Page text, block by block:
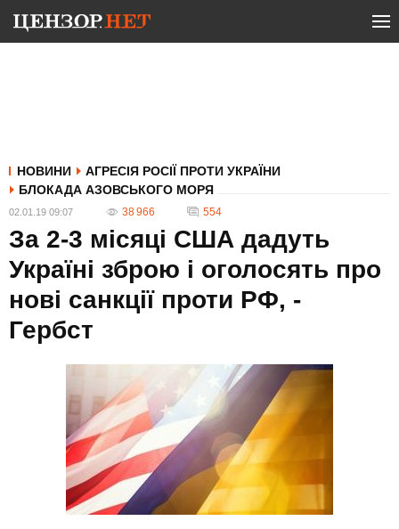
НОВИНИ
АГРЕСІЯ РОСІЇ ПРОТИ УКРАЇНИ
БЛОКАДА АЗОВСЬКОГО МОРЯ
02.01.19 09:07 38 966 554
За 2-3 місяці США дадуть
Україні зброю і оголосять про
нові санкції проти РФ, -
Гербст